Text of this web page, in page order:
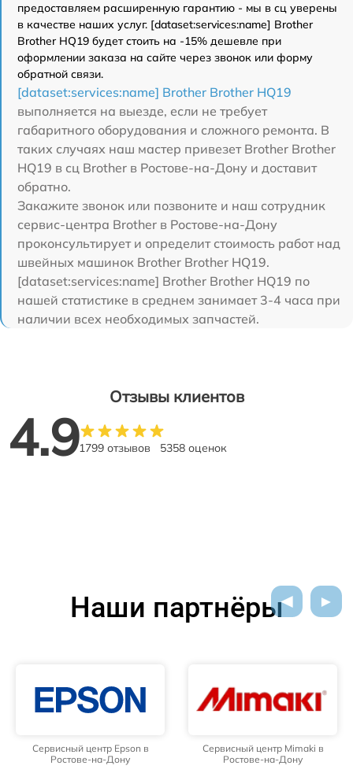
предоставляем расширенную гарантию - мы в сц уверены
в качестве наших услуг. [dataset:services:name] Brother
Brother HQ19 будет стоить на -15% дешевле при
оформлении заказа на сайте через звонок или форму
обратной связи.
[dataset:services:name] Brother Brother HQ19
выполняется на выезде, если не требует
габаритного оборудования и сложного ремонта. В
таких случаях наш мастер привезет Brother Brother
HQ19 в сц Brother в Ростове-на-Дону и доставит
обратно.
Закажите звонок или позвоните и наш сотрудник
сервис-центра Brother в Ростове-на-Дону
проконсультирует и определит стоимость работ над
швейных машинок Brother Brother HQ19.
[dataset:services:name] Brother Brother HQ19 по
нашей статистике в среднем занимает 3-4 часа при
наличии всех необходимых запчастей.
Отзывы клиентов
4.91799 отзывов 5358 оценок
Наши партнёры
Сервисный центр Epson в
Ростове-на-Дону
Сервисный центр Mimaki в
Ростове-на-Дону